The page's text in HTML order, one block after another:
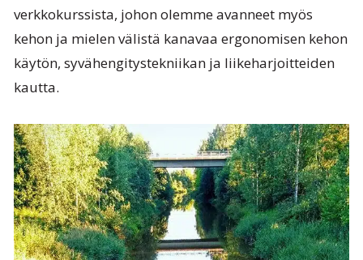
verkkokurssista, johon olemme avanneet myös
kehon ja mielen välistä kanavaa ergonomisen kehon
käytön, syvähengitystekniikan ja liikeharjoitteiden
kautta.